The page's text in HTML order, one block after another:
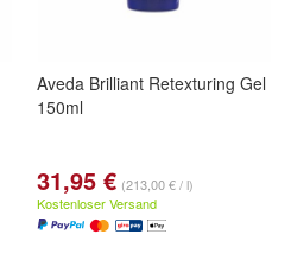
Aveda Brilliant Retexturing Gel
150ml
31,95 € (213,00 € / l)
Kostenloser Versand